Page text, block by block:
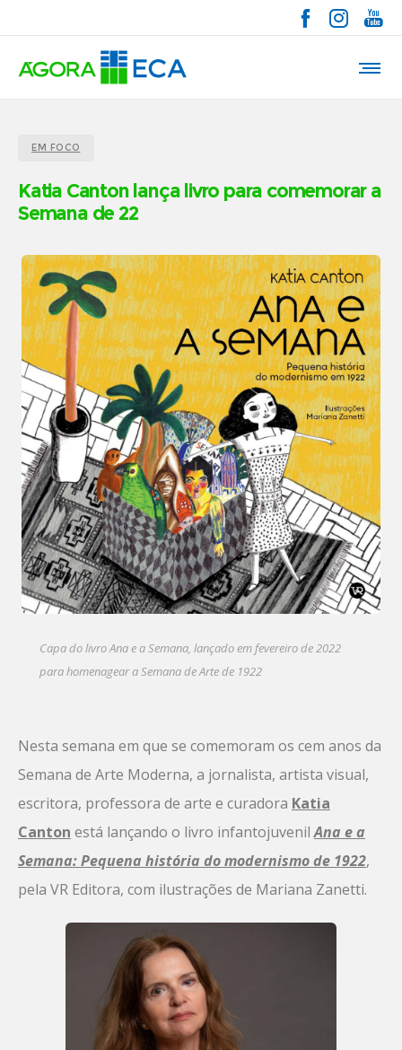
EM FOCO
Katia Canton lança livro para comemorar a
Semana de 22
Capa do livro Ana e a Semana, lançado em fevereiro de 2022
para homenagear a Semana de Arte de 1922
Nesta semana em que se comemoram os cem anos da
Semana de Arte Moderna, a jornalista, artista visual,
escritora, professora de arte e curadora Katia
Canton está lançando o livro infantojuvenilAna e a
Semana: Pequena história do modernismo de 1922,
pela VR Editora, com ilustrações de Mariana Zanetti.